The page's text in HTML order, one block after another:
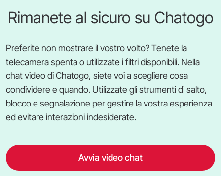
Rimanete al sicuro su Chatogo
Preferite non mostrare il vostro volto? Tenete la
telecamera spenta o utilizzate i filtri disponibili. Nella
chat video di Chatogo, siete voi a scegliere cosa
condividere e quando. Utilizzate gli strumenti di salto,
blocco e segnalazione per gestire la vostra esperienza
ed evitare interazioni indesiderate.
Avvia video chat